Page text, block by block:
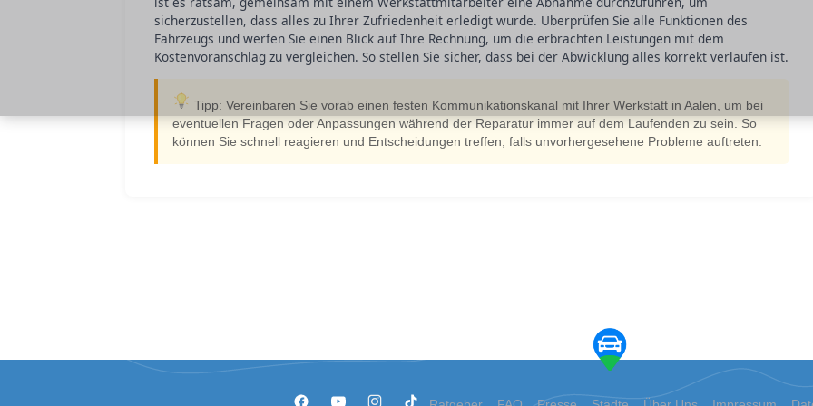
sicherzustellen, dass alles zu Ihrer Zufriedenheit erledigt wurde. Überprüfen Sie alle Funktionen des
Fahrzeugs und werfen Sie einen Blick auf Ihre Rechnung, um die erbrachten Leistungen mit dem
Kostenvoranschlag zu vergleichen. So stellen Sie sicher, dass bei der Abwicklung alles korrekt verlaufen ist.
Tipp: Vereinbaren Sie vorab einen festen Kommunikationskanal mit Ihrer Werkstatt in Aalen, um bei
eventuellen Fragen oder Anpassungen während der Reparatur immer auf dem Laufenden zu sein. So
können Sie schnell reagieren und Entscheidungen treffen, falls unvorhergesehene Probleme auftreten.